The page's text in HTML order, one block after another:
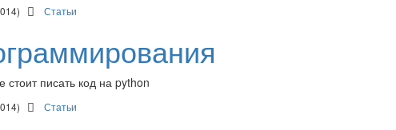
Статьи
писать код на python
Статьи